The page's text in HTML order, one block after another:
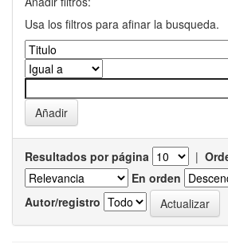
Usa los filtros para afinar la busqueda.
Resultados por página |
En orden
Autor/registro